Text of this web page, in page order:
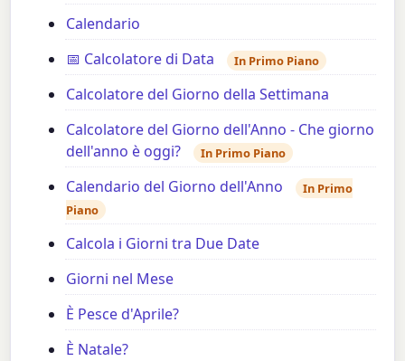
Calendario
📅 Calcolatore di Data
In Primo Piano
Calcolatore del Giorno della Settimana
Calcolatore del Giorno dell'Anno - Che giorno
dell'anno è oggi?
In Primo Piano
Calendario del Giorno dell'Anno
In Primo
Piano
Calcola i Giorni tra Due Date
Giorni nel Mese
È Pesce d'Aprile?
È Natale?